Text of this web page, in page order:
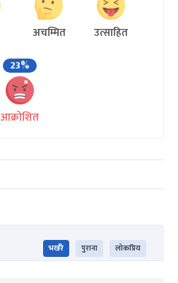
अचम्मित
उत्साहित
23%
आक्रोशित
भर्खरै पुराना लोकप्रिय